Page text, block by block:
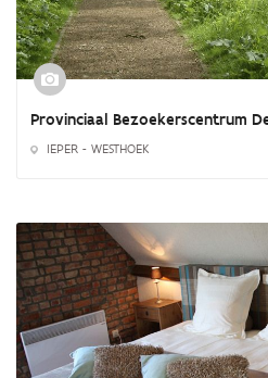
Provinciaal Bezoekerscentrum
IEPER - WESTHOEK